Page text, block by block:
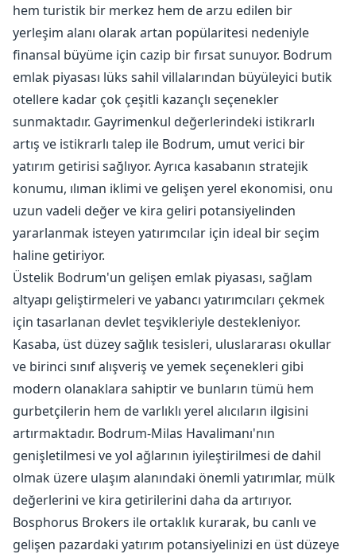
hem turistik bir merkez hem de arzu edilen bir
yerleşim alanı olarak artan popülaritesi nedeniyle
finansal büyüme için cazip bir fırsat sunuyor. Bodrum
emlak piyasası lüks sahil villalarından büyüleyici butik
otellere kadar çok çeşitli kazançlı seçenekler
sunmaktadır. Gayrimenkul değerlerindeki istikrarlı
artış ve istikrarlı talep ile Bodrum, umut verici bir
yatırım getirisi sağlıyor. Ayrıca kasabanın stratejik
konumu, ılıman iklimi ve gelişen yerel ekonomisi, onu
uzun vadeli değer ve kira geliri potansiyelinden
yararlanmak isteyen yatırımcılar için ideal bir seçim
haline getiriyor.
Üstelik Bodrum'un gelişen emlak piyasası, sağlam
altyapı geliştirmeleri ve yabancı yatırımcıları çekmek
için tasarlanan devlet teşvikleriyle destekleniyor.
Kasaba, üst düzey sağlık tesisleri, uluslararası okullar
ve birinci sınıf alışveriş ve yemek seçenekleri gibi
modern olanaklara sahiptir ve bunların tümü hem
gurbetçilerin hem de varlıklı yerel alıcıların ilgisini
artırmaktadır. Bodrum-Milas Havalimanı'nın
genişletilmesi ve yol ağlarının iyileştirilmesi de dahil
olmak üzere ulaşım alanındaki önemli yatırımlar, mülk
değerlerini ve kira getirilerini daha da artırıyor.
Bosphorus Brokers ile ortaklık kurarak, bu canlı ve
gelişen pazardaki yatırım potansiyelinizi en üst düzeye